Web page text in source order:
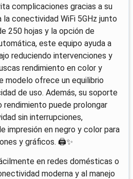
complicaciones gracias a su
la conectividad WiFi 5GHz junto
250 hojas y la opción de
este equipo ayuda a
reduciendo intervenciones y
rendimiento en color y
modelo ofrece un equilibrio
de uso. Además, su soporte
rendimiento puede prolongar
sin interrupciones,
impresión en negro y color para
y gráficos. 🖨️✨
en redes domésticas o
moderna y al manejo